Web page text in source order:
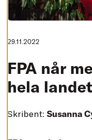
L
A
C
E
R
A
29.11.2022
FPA når
hela
Skribent: Susanna